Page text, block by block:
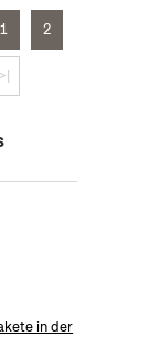
1 2
>|
in der